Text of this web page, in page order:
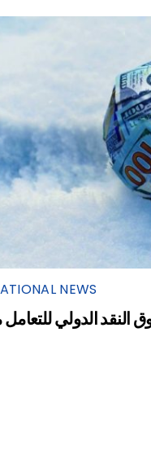
NEWS
النقد الدولي